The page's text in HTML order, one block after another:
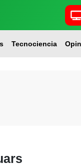
Tecnociencia